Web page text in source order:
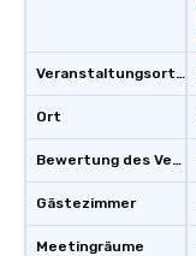
Veranstaltungsortstyp
Ort
Bewertung des Veranstaltungsortes
Gästezimmer
Meetingräume